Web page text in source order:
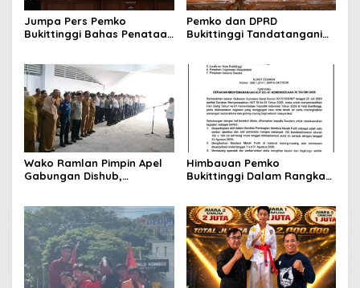
Jumpa Pers Pemko
Bukittinggi Bahas Penataan
Pemko dan DPRD
Bukittinggi Tandatangani
2026
Wako Ramlan Pimpin Apel
Gabungan Dishub,
Pelajar
Himbauan Pemko
Bukittinggi Dalam Rangka
Republik Indonesia